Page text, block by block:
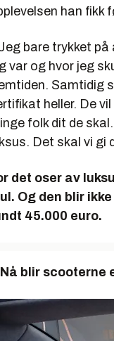
han fikk
bare trykket
var og hvor jeg
Samtidig
heller. De
folk dit de
Det skal vi gi
det oser av
Og den blir
45.000 euro.
Nå blir scooterne